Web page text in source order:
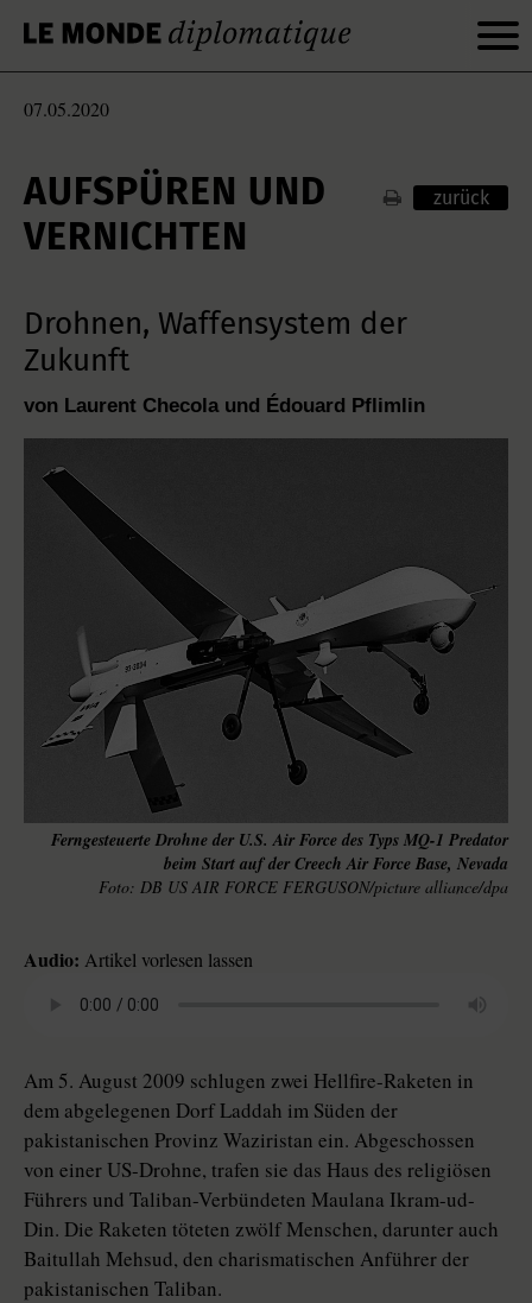
07.05.2020
AUFSPÜREN UND
VERNICHTEN
zurück
Drohnen, Waffensystem der
Zukunft
von Laurent Checola und Édouard Pflimlin
Ferngesteuerte Drohne der U.S. Air Force des Typs MQ-1 Predator
beim Start auf der Creech Air Force Base, Nevada
DB US AIR FORCE FERGUSON/picture alliance/dpa
Audio: Artikel vorlesen lassen
Am 5. August 2009 schlugen zwei Hellfire-Raketen in
dem abgelegenen Dorf Laddah im Süden der
pakistanischen Provinz Waziristan ein. Abgeschossen
von einer US-Drohne, trafen sie das Haus des religiösen
Führers und Taliban-Verbündeten Maulana Ikram-ud-
Din. Die Raketen töteten zwölf Menschen, darunter auch
Baitullah Mehsud, den charismatischen Anführer der
pakistanischen Taliban.